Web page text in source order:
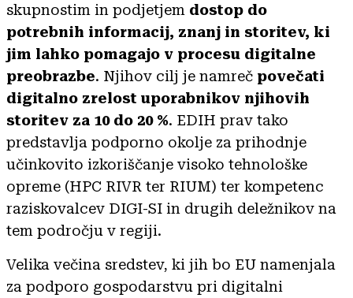
skupnostim in podjetjem dostop do
potrebnih informacij, znanj in storitev, ki
jim lahko pomagajo v procesu digitalne
preobrazbe. Njihov cilj je namreč povečati
digitalno zrelost uporabnikov njihovih
storitev za 10 do 20 %. EDIH prav tako
predstavlja podporno okolje za prihodnje
učinkovito izkoriščanje visoko tehnološke
opreme (HPC RIVR ter RIUM) ter kompetenc
raziskovalcev DIGI-SI in drugih deležnikov na
tem področju v regiji.
Velika večina sredstev, ki jih bo EU namenjala
za podporo gospodarstvu pri digitalni